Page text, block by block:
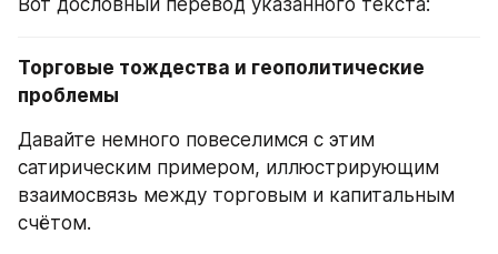
Вот дословный перевод указанного текста:
Торговые тождества и геополитические
проблемы
Давайте немного повеселимся с этим
сатирическим примером, иллюстрирующим
взаимосвязь между торговым и капитальным
счётом.